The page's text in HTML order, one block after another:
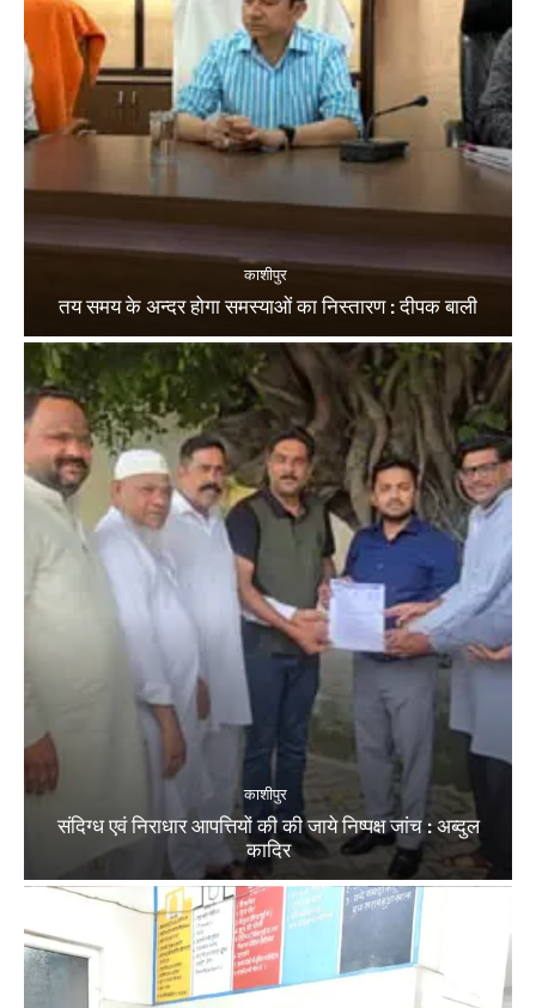
काशीपुर
तय समय के अन्दर होगा समस्याओं का निस्तारण : दीपक बाली
काशीपुर
संदिग्ध एवं निराधार आपत्तियों की की जाये निष्पक्ष जांच : अब्दुल
कादिर